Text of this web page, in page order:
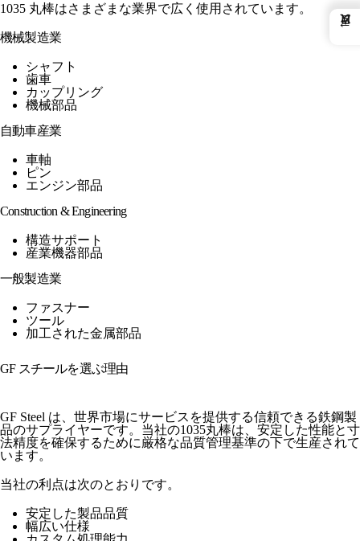
1035 丸棒はさまざまな業界で広く使用されています。
機械製造業
シャフト
歯車
カップリング
機械部品
自動車産業
車軸
ピン
エンジン部品
Construction & Engineering
構造サポート
産業機器部品
一般製造業
ファスナー
ツール
加工された金属部品
GF スチールを選ぶ理由
GF Steel は、世界市場にサービスを提供する信頼できる鉄鋼製
品のサプライヤーです。当社の1035丸棒は、安定した性能と寸
法精度を確保するために厳格な品質管理基準の下で生産されて
います。
当社の利点は次のとおりです。
安定した製品品質
幅広い仕様
←